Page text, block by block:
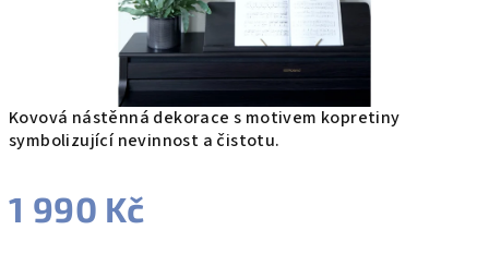
Kovová nástěnná dekorace s motivem kopretiny
symbolizující nevinnost a čistotu.
1 990 Kč